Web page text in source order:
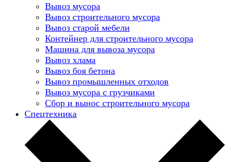
Вывоз мусора
Вывоз строительного мусора
Вывоз старой мебели
Контейнер для строительного мусора
Машина для вывоза мусора
Вывоз хлама
Вывоз боя бетона
Вывоз промышленных отходов
Вывоз мусора с грузчиками
Сбор и вынос строительного мусора
Спецтехника